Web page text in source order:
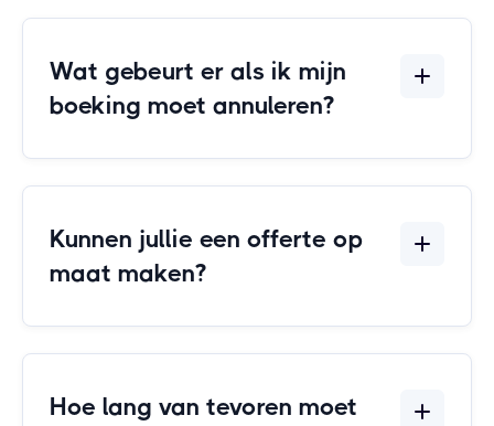
Wat gebeurt er als ik mijn
boeking moet annuleren?
Kunnen jullie een offerte op
maat maken?
Hoe lang van tevoren moet